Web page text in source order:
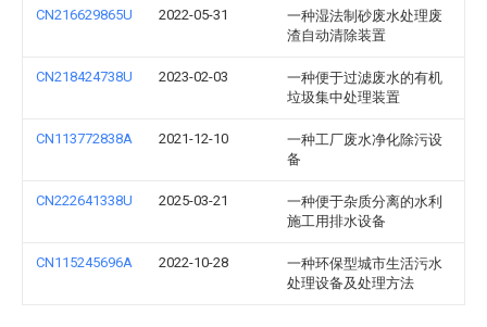
CN216629865U 2022-05-31
一种湿法制砂废水处理废
渣自动清除装置
CN218424738U 2023-02-03
一种便于过滤废水的有机
垃圾集中处理装置
CN113772838A 2021-12-10
一种工厂废水净化除污设
备
CN222641338U 2025-03-21
一种便于杂质分离的水利
施工用排水设备
CN115245696A 2022-10-28
一种环保型城市生活污水
处理设备及处理方法